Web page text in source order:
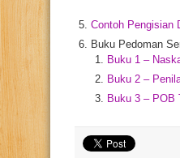
Contoh Pengisian
Buku Pedoman
Buku 1 –
Buku 2 –
Buku 3 – POB